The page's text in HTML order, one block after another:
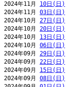
2024年11月 10日(日)
2024年11月 03日(日)
2024年10月 27日(日)
2024年10月 20日(日)
2024年10月 13日(日)
2024年10月 06日(日)
2024年09月 29日(日)
2024年09月 22日(日)
2024年09月 15日(日)
2024年09月 08日(日)